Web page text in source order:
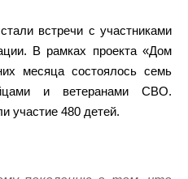
встречи с участниками
В рамках проекта «Дом
месяца состоялось семь
и ветеранами СВО.
участие 480 детей.